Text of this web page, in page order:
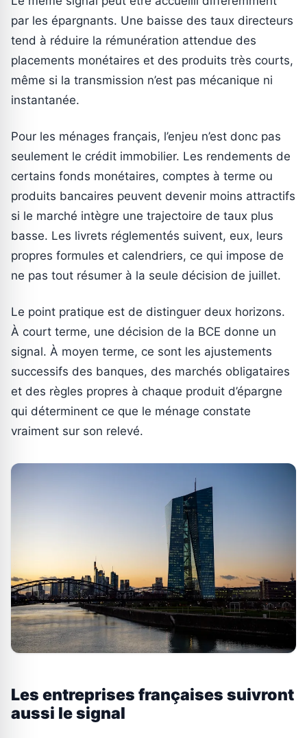
par les épargnants. Une baisse des taux directeurs
tend à réduire la rémunération attendue des
placements monétaires et des produits très courts,
même si la transmission n’est pas mécanique ni
instantanée.
Pour les ménages français, l’enjeu n’est donc pas
seulement le crédit immobilier. Les rendements de
certains fonds monétaires, comptes à terme ou
produits bancaires peuvent devenir moins attractifs
si le marché intègre une trajectoire de taux plus
basse. Les livrets réglementés suivent, eux, leurs
propres formules et calendriers, ce qui impose de
ne pas tout résumer à la seule décision de juillet.
Le point pratique est de distinguer deux horizons.
À court terme, une décision de la BCE donne un
signal. À moyen terme, ce sont les ajustements
successifs des banques, des marchés obligataires
et des règles propres à chaque produit d’épargne
qui déterminent ce que le ménage constate
vraiment sur son relevé.
Les entreprises françaises suivront
aussi le signal